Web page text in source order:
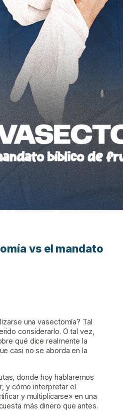
vs el mandato
una vasectomía? Tal
considerarlo. O tal vez,
qué dice realmente la
casi no se aborda en la
donde hoy hablaremos
y cómo interpretar el
y multiplicarse» en una
más dinero que antes.